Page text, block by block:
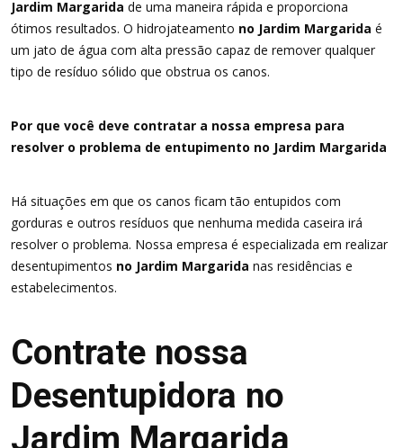
Jardim Margarida de uma maneira rápida e proporciona
ótimos resultados. O hidrojateamento no Jardim Margarida é
um jato de água com alta pressão capaz de remover qualquer
tipo de resíduo sólido que obstrua os canos.
Por que você deve contratar a nossa empresa para
resolver o problema de entupimento no Jardim Margarida
Há situações em que os canos ficam tão entupidos com
gorduras e outros resíduos que nenhuma medida caseira irá
resolver o problema. Nossa empresa é especializada em realizar
desentupimentos no Jardim Margarida nas residências e
estabelecimentos.
Contrate nossa
Desentupidora no
Jardim Margarida